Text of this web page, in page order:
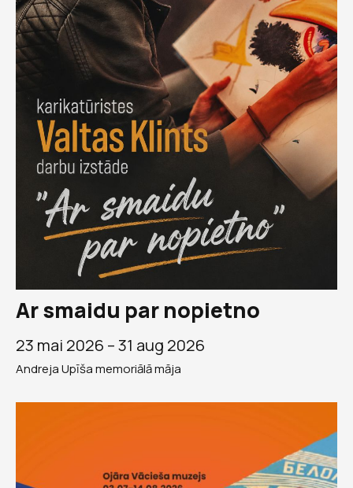
Ar smaidu par nopietno
23 mai 2026 –31 aug 2026
Andreja Upīša memoriālā māja